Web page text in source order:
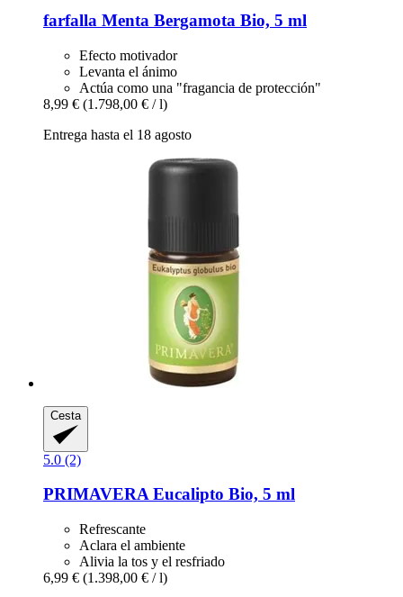
farfalla Menta Bergamota Bio, 5 ml
Efecto motivador
Levanta el ánimo
Actúa como una "fragancia de protección"
8,99 € (1.798,00 € / l)
Entrega hasta el 18 agosto
Cesta
5.0 (2)
PRIMAVERAEucalipto Bio, 5 ml
Refrescante
Aclara el ambiente
Alivia la tos y el resfriado
6,99 € (1.398,00 € / l)